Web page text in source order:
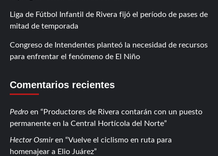
Liga de Fútbol Infantil de Rivera fijó el período de pases de
mitad de temporada
Congreso de Intendentes planteó la necesidad de recursos
para enfrentar el fenómeno de El Niño
Comentarios recientes
Pedro en
Productores de Rivera contarán con un puesto
permanente en la Central Hortícola del Norte
Hector Osmiren
Vuelve el ciclismo en ruta para
homenajear a Elio Juárez